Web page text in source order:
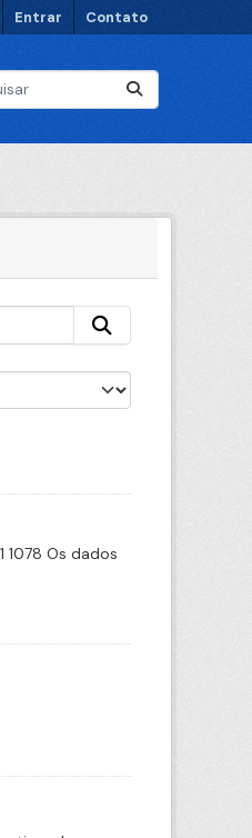
Entrar Contato
Os dados